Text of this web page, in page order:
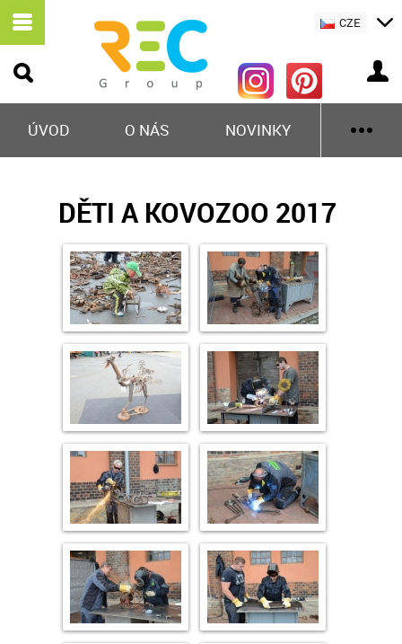
ÚVOD O NÁS NOVINKY
CZE
DĚTI A KOVOZOO 2017